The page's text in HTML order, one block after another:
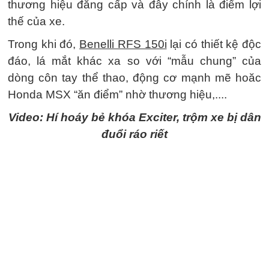
thương hiệu đẳng cấp và đây chính là điểm lợi
thế của xe.
Trong khi đó, Benelli RFS 150i lại có thiết kệ độc
đáo, lá mắt khác xa so với “mẫu chung” của
dòng côn tay thể thao, động cơ mạnh mẽ hoăc
Honda MSX “ăn điểm” nhờ thương hiệu,....
Video: Hí hoáy bẻ khóa Exciter, trộm xe bị dân
đuổi ráo riết